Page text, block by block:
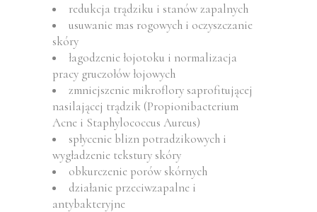
redukcja trądziku i stanów zapalnych
usuwanie mas rogowych i oczyszczanie
skóry
łagodzenie łojotoku i normalizacja
pracy gruczołów łojowych
zmniejszenie mikroflory saprofitującej
nasilającej trądzik (Propionibacterium
Acne i Staphylococcus Aureus)
spłycenie blizn potradzikowych i
wygładzenie tekstury skóry
obkurczenie porów skórnych
działanie przeciwzapalne i
antybakteryjne